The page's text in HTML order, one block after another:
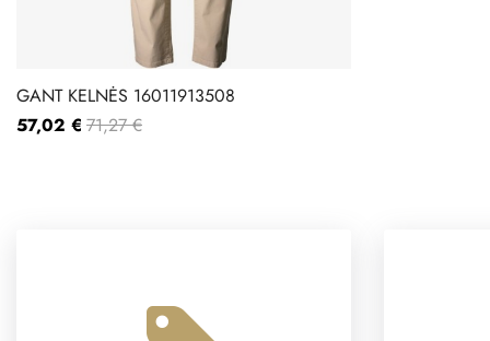
GANT KELNĖS 16011913508
57,02 € 71,27 €